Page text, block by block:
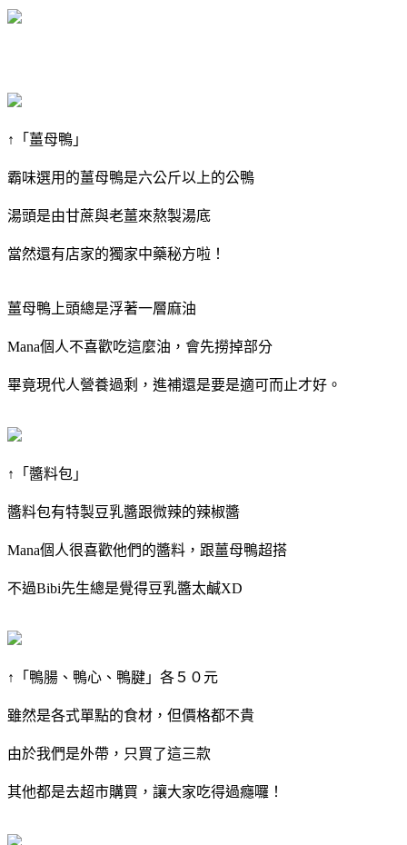
↑「薑母鴨」
霸味選用的薑母鴨是六公斤以上的公鴨
湯頭是由甘蔗與老薑來熬製湯底
當然還有店家的獨家中藥秘方啦！
薑母鴨上頭總是浮著一層麻油
Mana個人不喜歡吃這麼油，會先撈掉部分
畢竟現代人營養過剩，進補還是要是適可而止才好。
↑「醬料包」
醬料包有特製豆乳醬跟微辣的辣椒醬
Mana個人很喜歡他們的醬料，跟薑母鴨超搭
不過Bibi先生總是覺得豆乳醬太鹹XD
↑「鴨腸、鴨心、鴨腱」各５０元
雖然是各式單點的食材，但價格都不貴
由於我們是外帶，只買了這三款
其他都是去超市購買，讓大家吃得過癮囉！